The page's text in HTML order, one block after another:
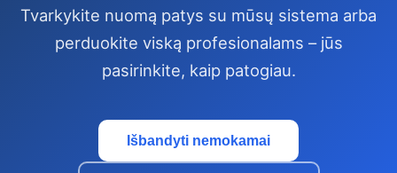
Tvarkykite nuomą patys su mūsų sistema arba
perduokite viską profesionalams – jūs
pasirinkite, kaip patogiau.
Išbandyti nemokamai